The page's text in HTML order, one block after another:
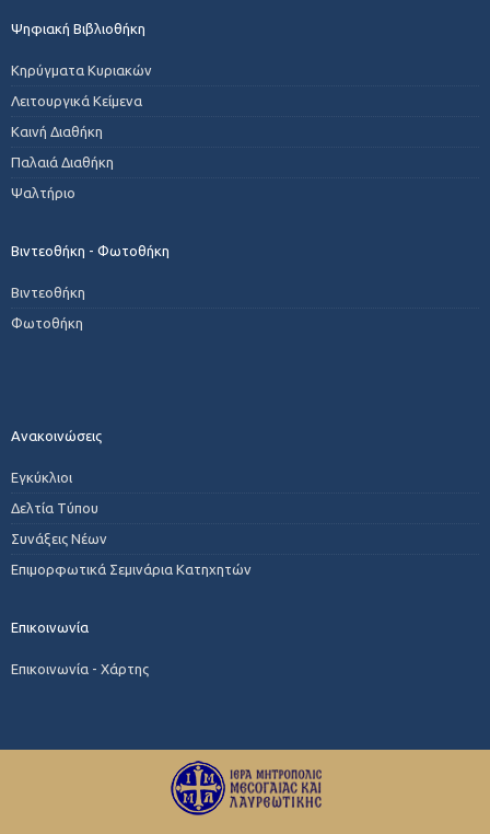
Ψηφιακή Βιβλιοθήκη
Κηρύγματα Κυριακών
Λειτουργικά Κείμενα
Καινή Διαθήκη
Παλαιά Διαθήκη
Ψαλτήριο
Βιντεοθήκη - Φωτοθήκη
Βιντεοθήκη
Φωτοθήκη
Ανακοινώσεις
Εγκύκλιοι
Δελτία Τύπου
Συνάξεις Νέων
Επιμορφωτικά Σεμινάρια Κατηχητών
Επικοινωνία
Επικοινωνία - Χάρτης